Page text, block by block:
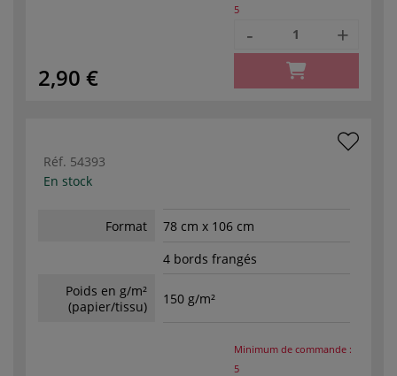
2,90 €
5
- +
Réf. 54393
En stock
Format
78 cm x 106 cm
4 bords frangés
Poids en g/m²
(papier/tissu)
150 g/m²
Minimum de commande :
5